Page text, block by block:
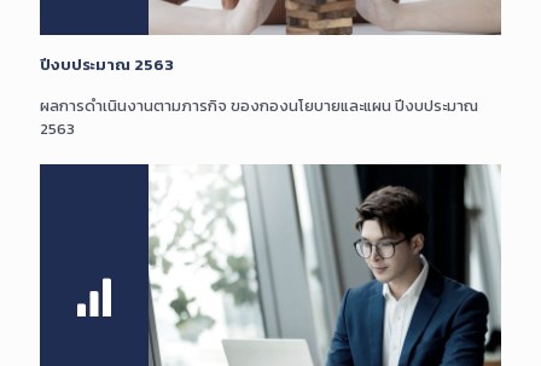
ปีงบประมาณ 2563
ผลการดำเนินงานตามภารกิจ ของกองนโยบายและแผน ปีงบประมาณ
2563